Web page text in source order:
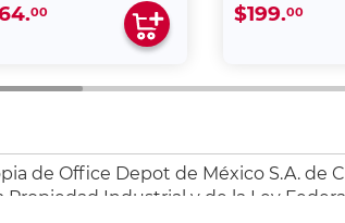
00 $199.00
de Office Depot de México S.A. de
Industrial y de la Ley